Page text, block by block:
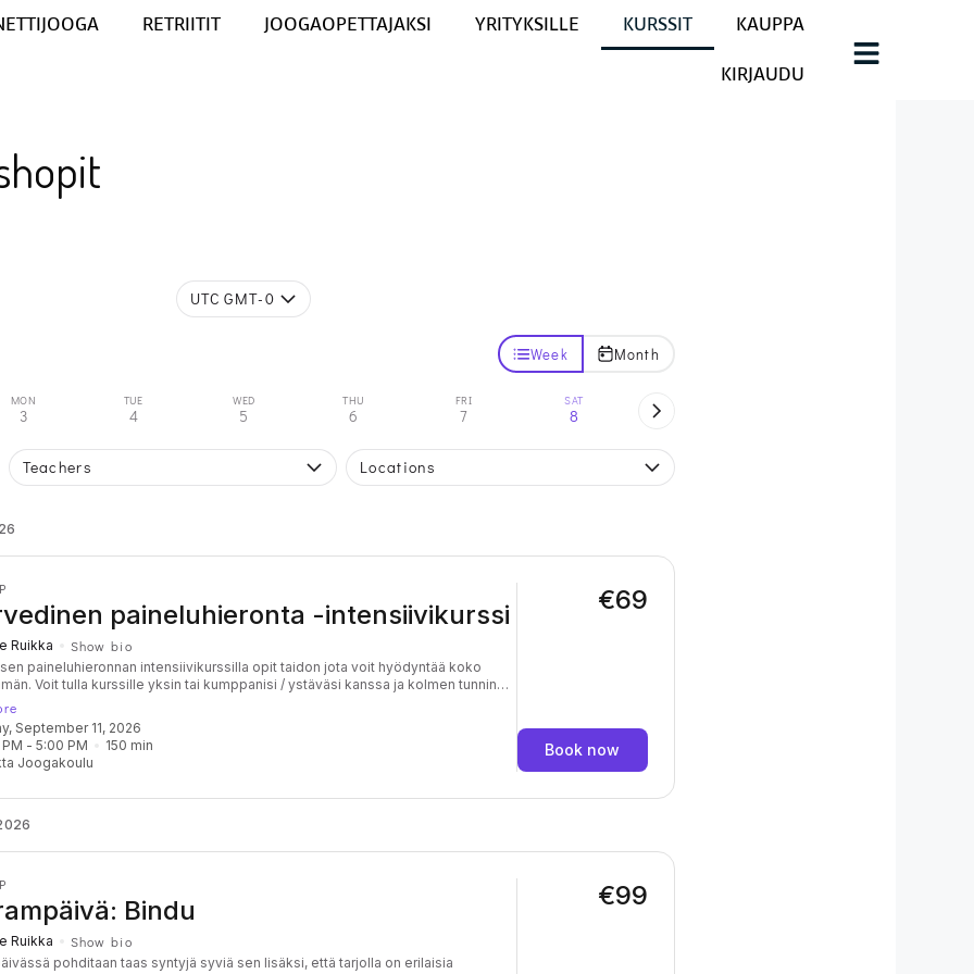
RETRIITIT JOOGAOPETTAJAKSI YRITYKSILLE KURSSIT
KAUPPA
KIRJAUDU
UTC GMT-0
Week Month
MON
3
TUE
4
WED
5
THU
6
FRI
7
SAT
8
Teachers Locations
paineluhieronta -intensiivikurssi
Ruikka Show bio
paineluhieronnan intensiivikurssilla opit taidon jota voit hyödyntää koko
Voit tulla kurssille yksin tai kumppanisi / ystäväsi kanssa ja kolmen tunnin
kokonaisvaltaisen hoitomenetelmän. Ayurvedinen paineluhieronta on
lääketieteeseen perustuva kokonaisvaltainen hoito, joka käy hellästi läpi
Paineluhieronta muun muassa lievittää kipuja ja stimuloi lymfaattista
Se on myös erinomainen tapa valmistautua joogatuntiin, ja hieronta
tavalla Shaktan joogasysteemiin. Intensiivikurssilla opit antamaan
taustalla vaikuttavista seikoista. Ajankohta: Perjantaina 11.9.
September 11, 2026
- 5:00 PM 150 min
Joogakoulu
€69
Book now
Bindu
Ruikka Show bio
pohditaan taas syntyjä syviä sen lisäksi, että tarjolla on erilaisia
€99